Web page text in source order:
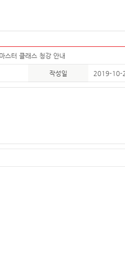
스터 클래스 청강 안내
작성일 2019-10-